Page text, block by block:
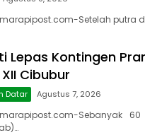
marapipost.com-Setelah putra
Lepas Kontingen
Cibubur
Datar Agustus 7, 2026
marapipost.com-Sebanyak